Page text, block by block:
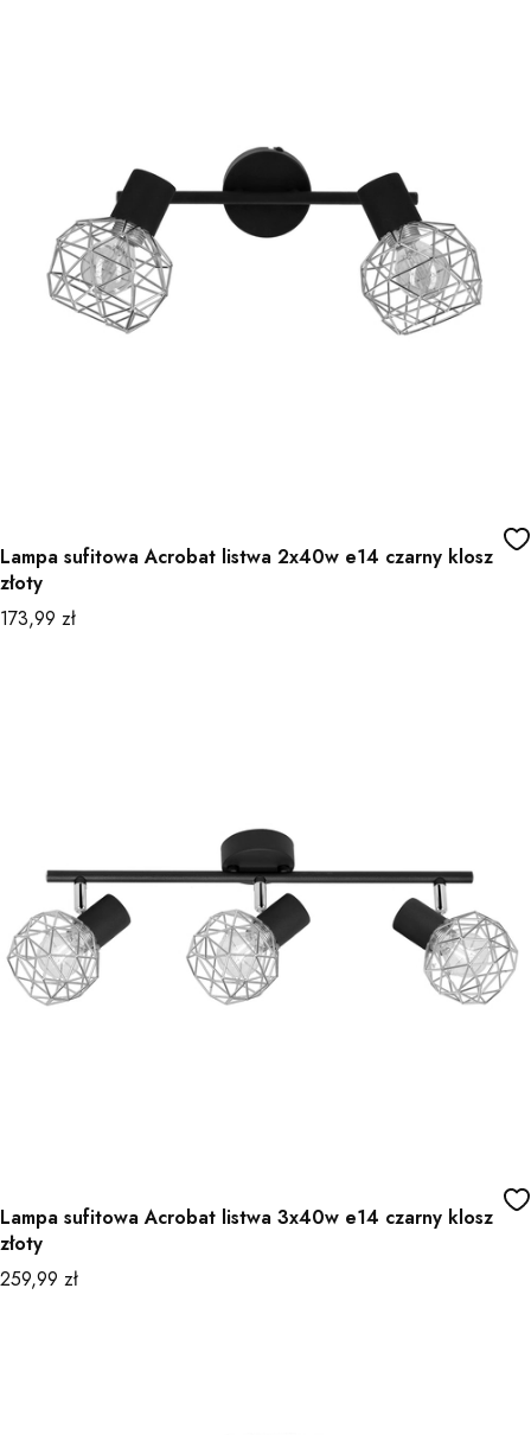
Lampa sufitowa Acrobat listwa 2x40w e14 czarny klosz
złoty
Cena
173,99 zł
Lampa sufitowa Acrobat listwa 3x40w e14 czarny klosz
złoty
Cena
259,99 zł